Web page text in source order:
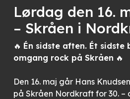
Lørdag den 16.
– Skråen i
🔥 Én sidste aften. Ét sidste
omgang rock på Skråen 🔥
Den 16. maj går Hans
på Skråen Nordkraftfor 30. –